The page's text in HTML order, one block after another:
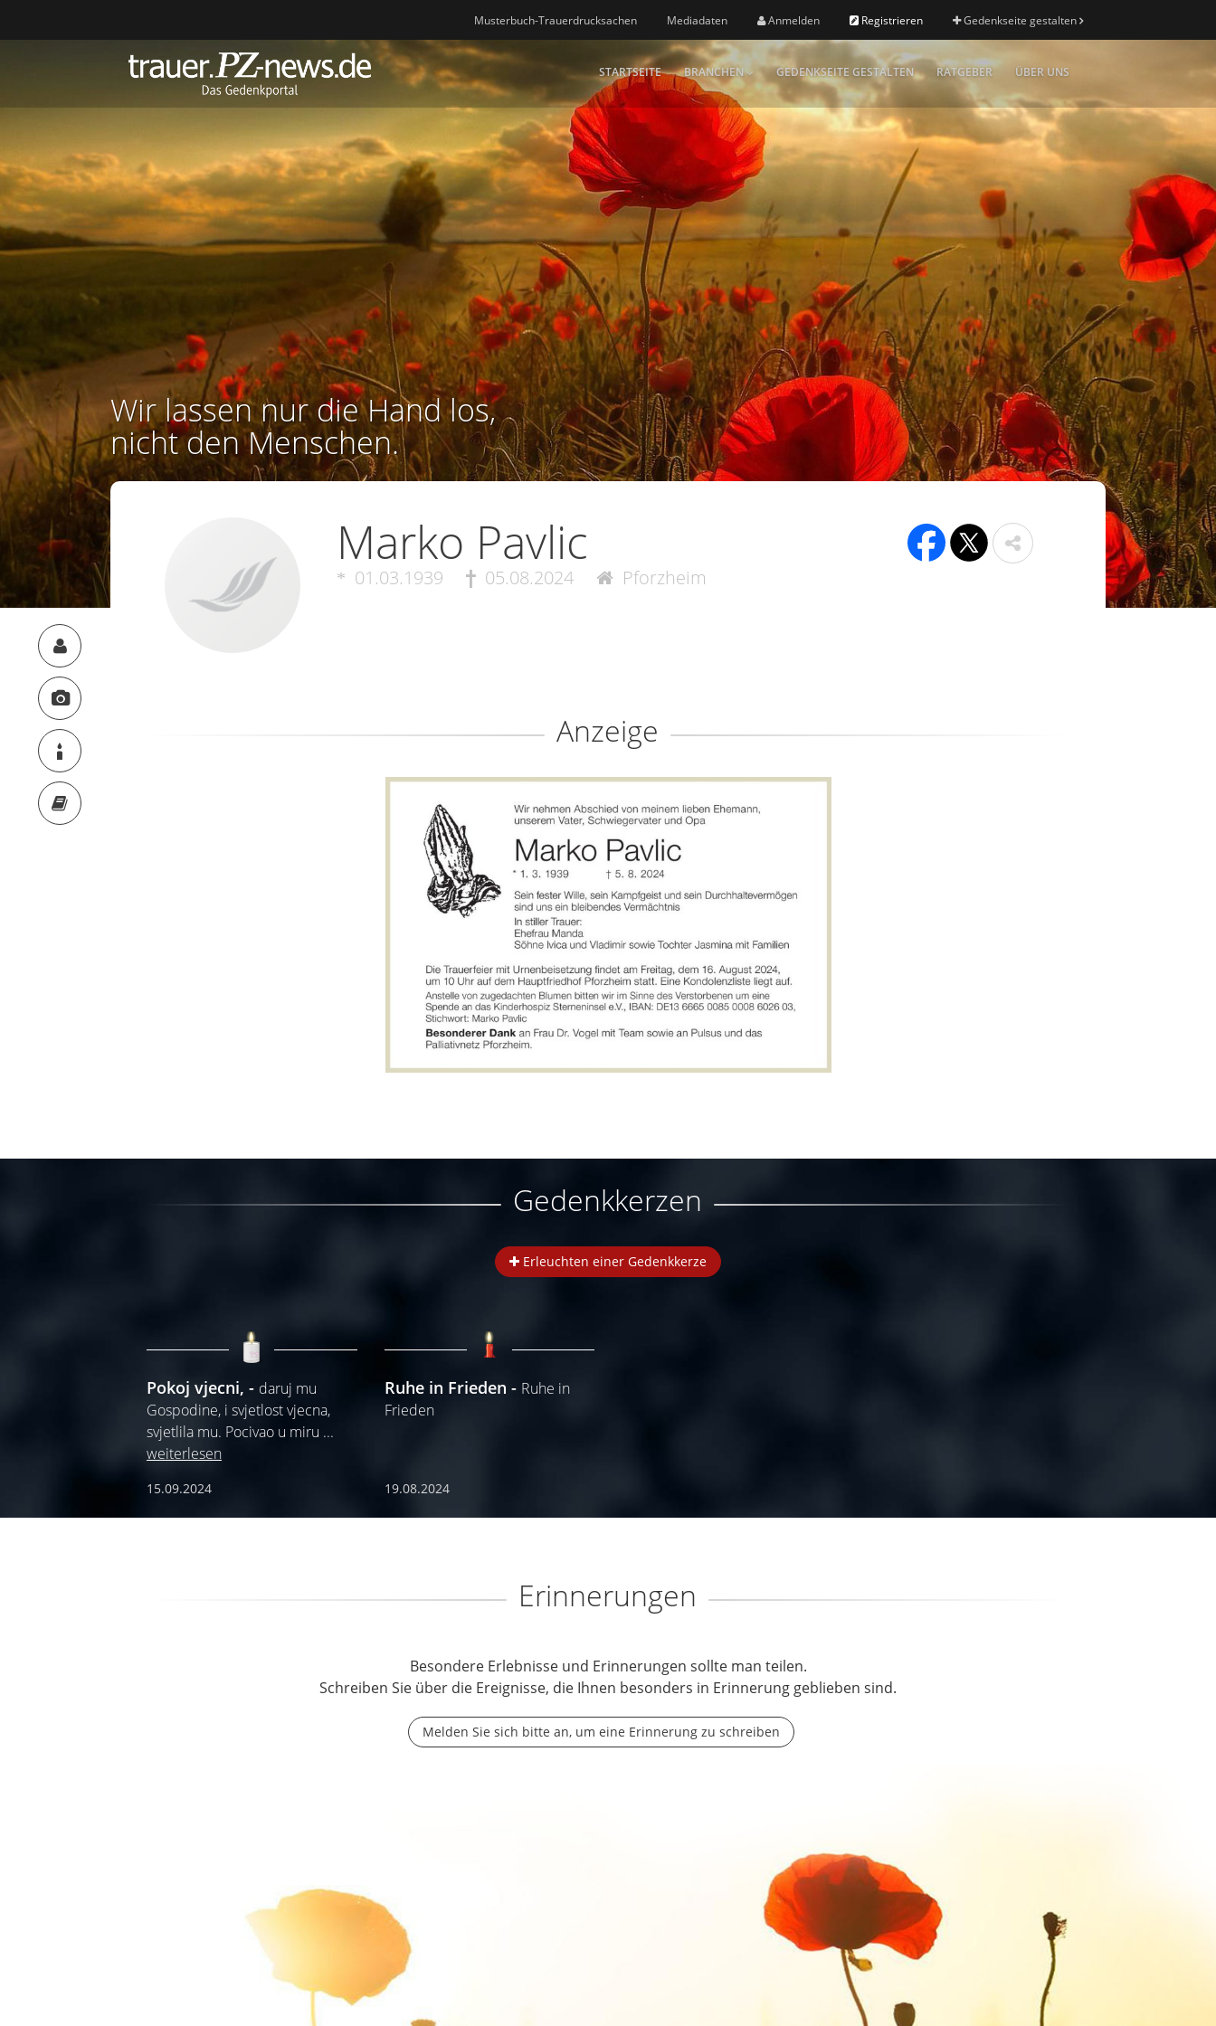
Musterbuch-Trauerdrucksachen Mediadaten Anmelden Registrieren Gedenkseite gestalten
STARTSEITE BRANCHEN GEDENKSEITE GESTALTEN RATGEBER ÜBER UNS
Wir lassen nur die Hand los,
nicht den Menschen.
Marko Pavlic
01.03.1939 05.08.2024 Pforzheim
Anzeige
Gedenkkerzen
Erleuchten einer Gedenkkerze
Pokoj vjecni,
daruj mu
Gospodine, i svjetlost vjecna,
svjetlila mu. Pocivao u miru ...
weiterlesen
15.09.2024
Ruhe in Frieden
Ruhe in
Frieden
19.08.2024
Erinnerungen
Besondere Erlebnisse und Erinnerungen sollte man teilen.
Schreiben Sie über die Ereignisse, die Ihnen besonders in Erinnerung geblieben sind.
Melden Sie sich bitte an, um eine Erinnerung zu schreiben